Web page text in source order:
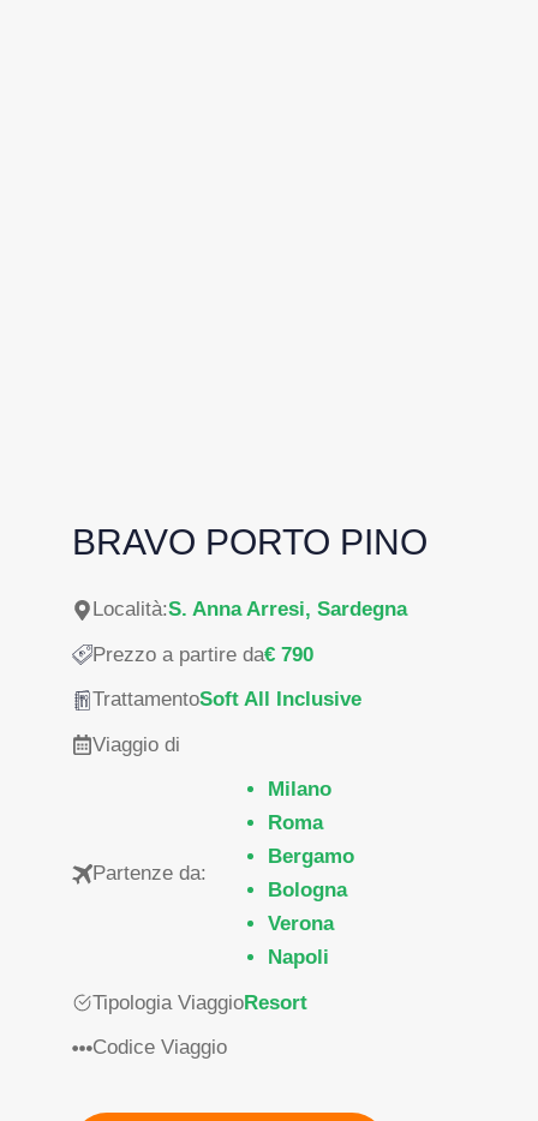
BRAVO PORTO PINO
Località:S. Anna Arresi, Sardegna
Prezzo a partire da€ 790
TrattamentoSoft All Inclusive
Viaggio di
Partenze da:
Milano
Roma
Bergamo
Bologna
Verona
Napoli
Tipologia ViaggioResort
Codice Viaggio